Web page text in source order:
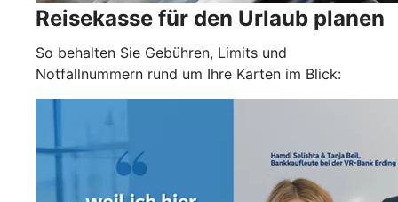
Reisekasse für den Urlaub planen
So behalten Sie Gebühren, Limits und
Notfallnummern rund um Ihre Karten im Blick: